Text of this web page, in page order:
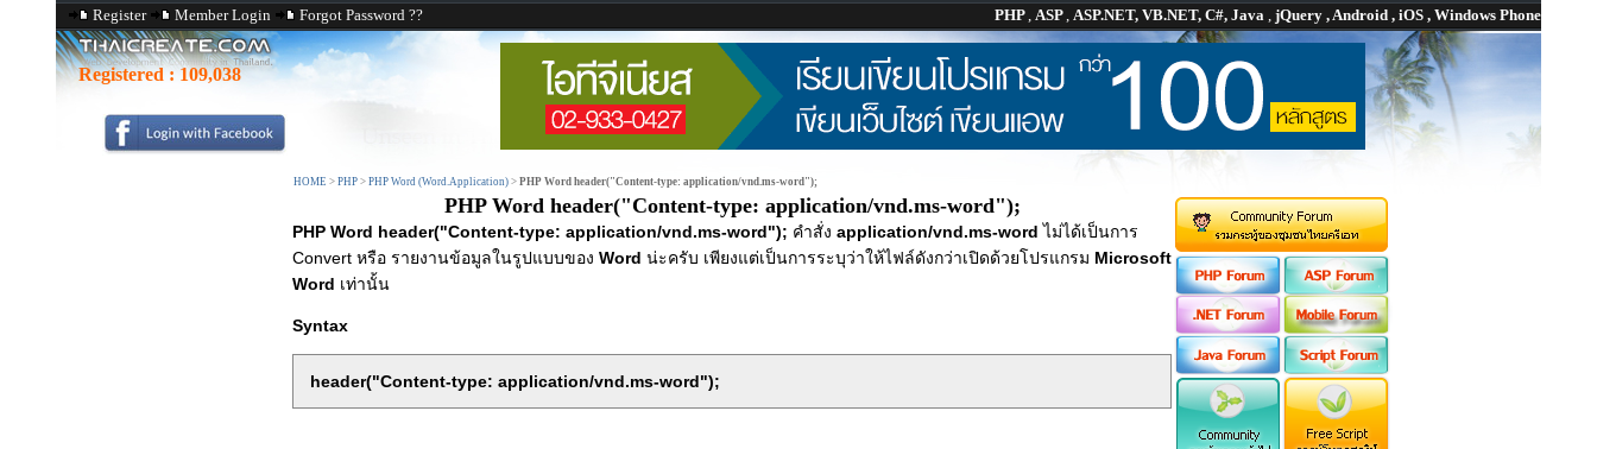
Register Member Login Forgot Password ?? PHP, ASP, ASP.NET, VB.NET, C#, Java , jQuery , Android , iOS , Windows Phone
Registered : 109,038
HOME > PHP > PHP Word (Word.Application) > PHP Word header("Content-type: application/vnd.ms-word");
PHP Word header("Content-type: application/vnd.ms-word");
PHP Word header("Content-type: application/vnd.ms-word"); คำสั่ง application/vnd.ms-word ไม่ได้เป็นการ
Convert หรือ รายงานข้อมูลในรูปแบบของ Word น่ะครับ เพียงแต่เป็นการระบุว่าให้ไฟล์ดังกว่าเปิดด้วยโปรแกรม Microsoft
Word เท่านั้น
Syntax
header("Content-type: application/vnd.ms-word");